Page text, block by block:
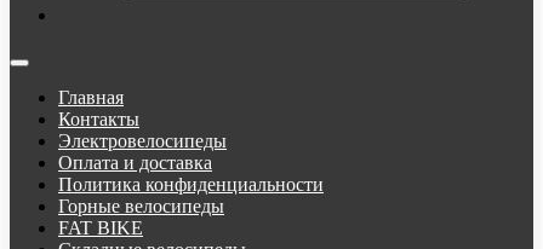
Главная
Контакты
Электровелосипеды
Оплата и доставка
Политика конфиденциальности
Горные велосипеды
FAT BIKE